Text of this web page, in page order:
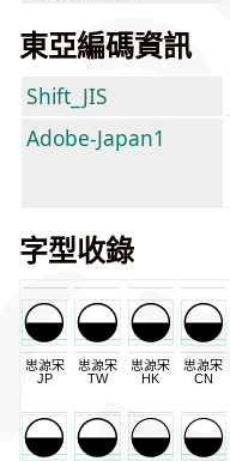
東亞編碼資訊
Shift_JIS
Adobe-Japan1
字型收錄
思源宋
JP
思源宋
TW
思源宋
HK
思源宋
CN